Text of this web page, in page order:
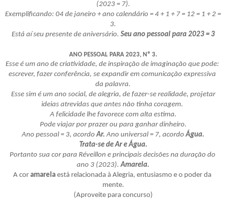
(2023 = 7).
Exemplificando: 04 de janeiro + ano calendário = 4 + 1 + 7 = 12 = 1 + 2 =
3.
Está aí seu presente de aniversário. Seu ano pessoal para 2023 = 3
ANO PESSOAL PARA 2023, Nº 3.
Esse é um ano de criatividade, de inspiração de imaginação que pode:
escrever, fazer conferência, se expandir em comunicação expressiva
da palavra.
Esse sim é um ano social, de alegria, de fazer-se realidade, projetar
ideias atrevidas que antes não tinha coragem.
A felicidade lhe favorece com alta estima.
Pode viajar por prazer ou para ganhar dinheiro.
Ano pessoal = 3, acordo Ar. Ano universal = 7, acordo Água.
Trata-se de Ar e Água.
Portanto sua cor para Réveillon e principais decisões na duração do
ano 3 (2023). Amarela.
A cor amarela está relacionada à Alegria, entusiasmo e o poder da
mente.
(Aproveite para concurso)